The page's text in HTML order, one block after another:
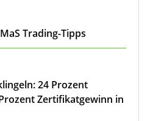
Trading-Tipps
24 Prozent
Zertifikatgewinn in